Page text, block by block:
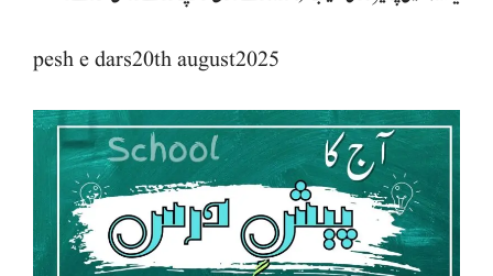
pesh e dars20th august2025